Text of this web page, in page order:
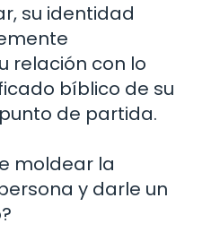
su identidad
relación con lo
bíblico de su
de partida.
moldear la
y darle un